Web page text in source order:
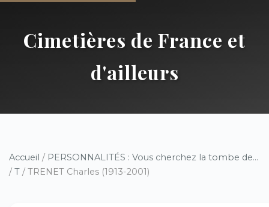
Cimetières de France et
d'ailleurs
Accueil / PERSONNALITÉS : Vous cherchez la tombe de...
/ T / TRENET Charles (1913-2001)